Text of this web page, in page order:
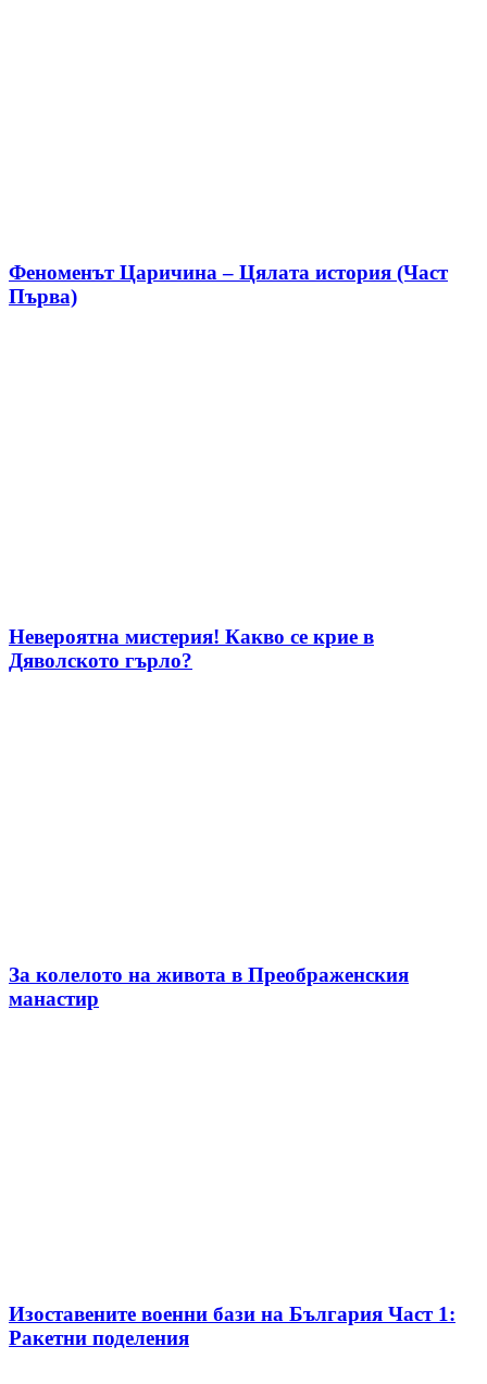
Феноменът Царичина – Цялата история (Част
Първа)
Невероятна мистерия! Какво се крие в
Дяволското гърло?
За колелото на живота в Преображенския
манастир
Изоставените военни бази на България Част 1:
Ракетни поделения